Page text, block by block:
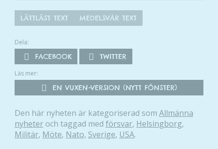
LÄTTLÄST TEXT MEDELSVÅR TEXT
Dela:
FACEBOOK TWITTER
Läs mer:
EN VUXEN-VERSION (NYTT FÖNSTER)
Den här nyheten är kategoriserad som Allmänna
nyheter och taggad med försvar, Helsingborg,
Militär, Möte, Nato, Sverige, USA.